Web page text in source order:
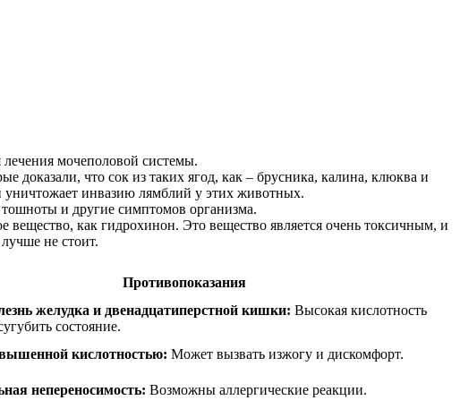
мочеполовой системы.
что сок из таких ягод, как – брусника, калина, клюква и
уничтожает инвазию лямблий у этих животных.
и другие симптомов организма.
вещество, как гидрохинон. Это вещество является очень токсичным, и
не стоит.
Противопоказания
желудка и двенадцатиперстной кишки: Высокая кислотность
состояние.
кислотностью: Может вызвать изжогу и дискомфорт.
непереносимость: Возможны аллергические реакции.